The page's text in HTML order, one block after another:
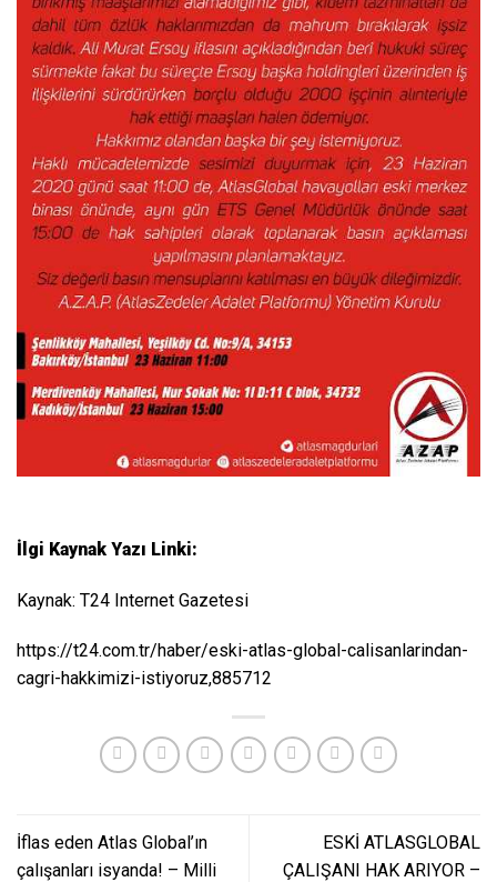
İlgi Kaynak Yazı Linki:
Kaynak: T24 Internet Gazetesi
https://t24.com.tr/haber/eski-atlas-global-calisanlarindan-
cagri-hakkimizi-istiyoruz,885712
İflas eden Atlas Global’ın
çalışanları isyanda! – Milli
ESKİ ATLASGLOBAL
ÇALIŞANI HAK ARIYOR –